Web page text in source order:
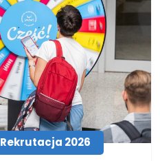
Rekrutacja 2026